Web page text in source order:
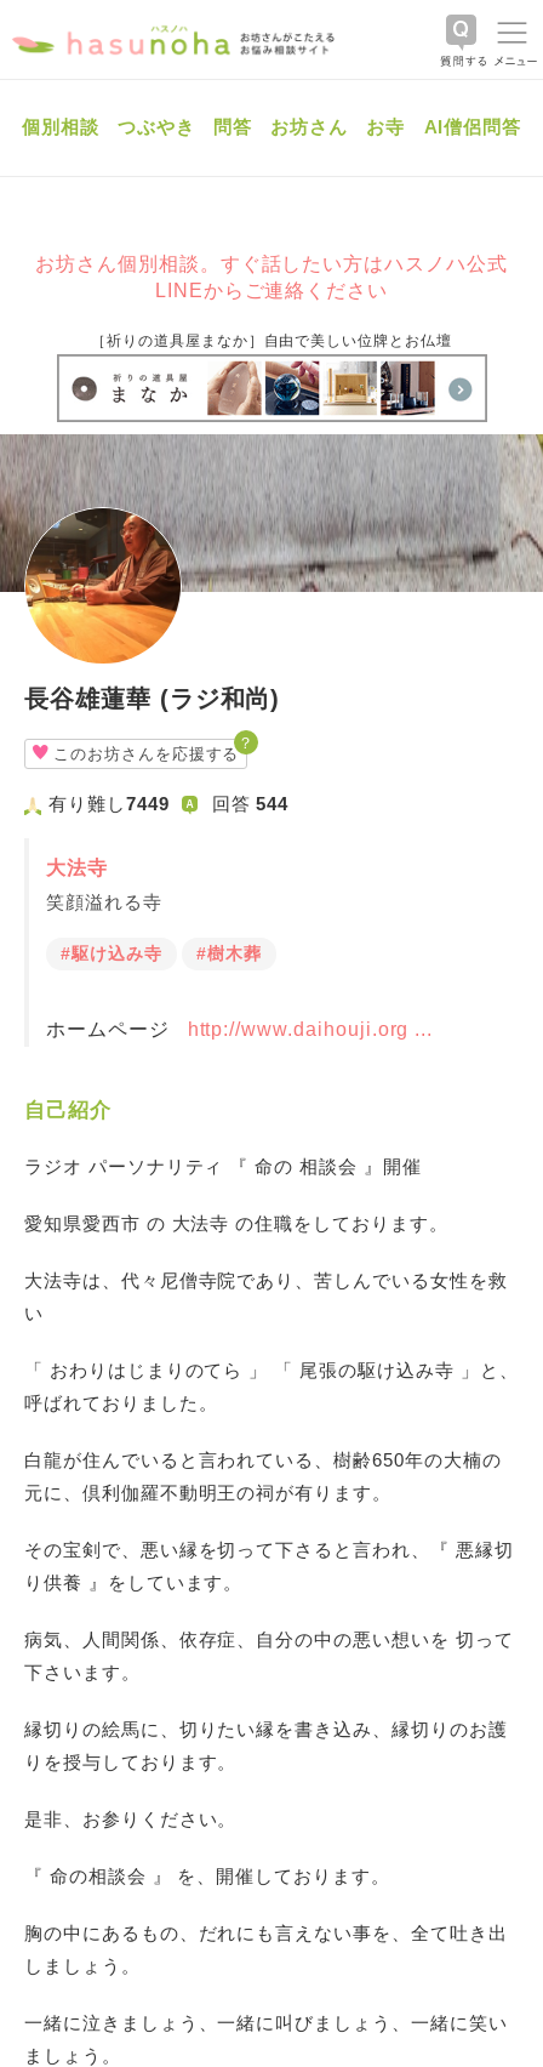
個別相談 つぶやき 問答 お坊さん お寺 AI僧侶問答
お坊さん個別相談。すぐ話したい方はハスノハ公式
LINEからご連絡ください
［祈りの道具屋まなか］自由で美しい位牌とお仏壇
長谷雄蓮華 (ラジ和尚)
このお坊さんを応援する
？
有り難し7449 回答 544
大法寺
笑顔溢れる寺
#駆け込み寺 #樹木葬
ホームページ http://www.daihouji.org ...
自己紹介
ラジオ パーソナリティ 『 命の 相談会 』開催
愛知県愛西市 の 大法寺 の住職をしております。
大法寺は、代々尼僧寺院であり、苦しんでいる女性を救
い
「 おわりはじまりのてら 」 「 尾張の駆け込み寺 」と、
呼ばれておりました。
白龍が住んでいると言われている、樹齢650年の大楠の
元に、倶利伽羅不動明王の祠が有ります。
その宝剣で、悪い縁を切って下さると言われ、『 悪縁切
り供養 』をしています。
病気、人間関係、依存症、自分の中の悪い想いを 切って
下さいます。
縁切りの絵馬に、切りたい縁を書き込み、縁切りのお護
りを授与しております。
是非、お参りください。
『 命の相談会 』 を、開催しております。
胸の中にあるもの、だれにも言えない事を、全て吐き出
しましょう。
一緒に泣きましょう、一緒に叫びましょう、一緒に笑い
ましょう。